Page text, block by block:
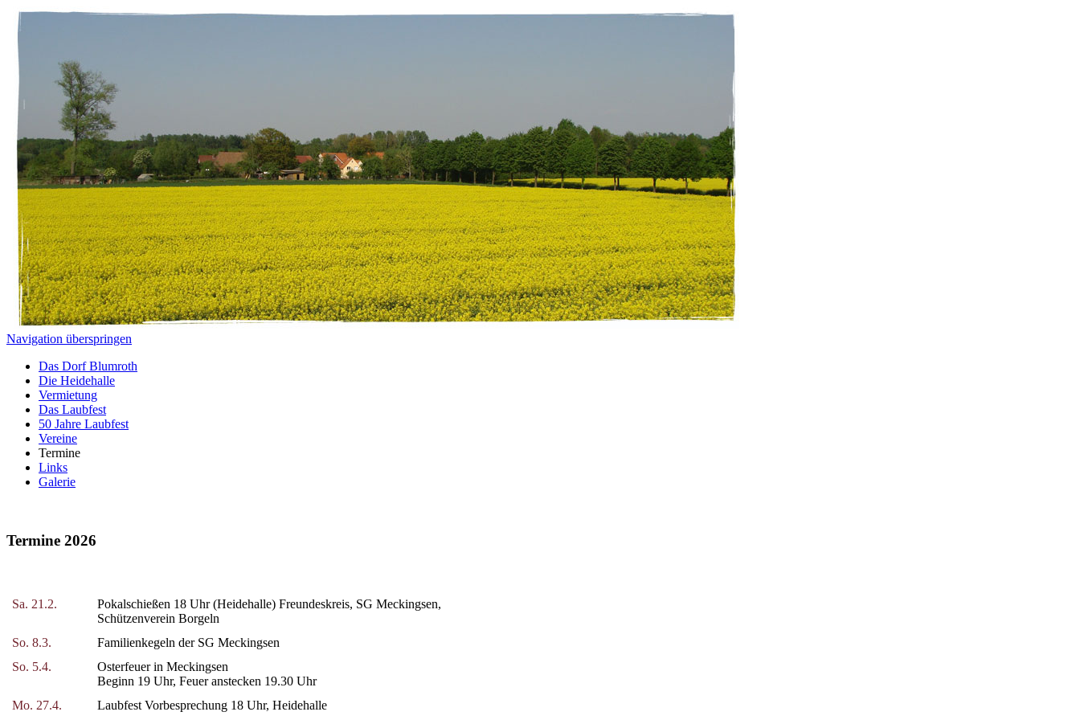
Navigation überspringen
Das Dorf Blumroth
Die Heidehalle
Vermietung
Das Laubfest
50 Jahre Laubfest
Vereine
Termine
Links
Galerie
Termine 2026
Sa. 21.2.
Pokalschießen 18 Uhr (Heidehalle) Freundeskreis, SG Meckingsen,
Schützenverein Borgeln
So. 8.3.
Familienkegeln der SG Meckingsen
So. 5.4.
Osterfeuer in Meckingsen
Beginn 19 Uhr, Feuer anstecken 19.30 Uhr
Mo. 27.4.
Laubfest Vorbesprechung 18 Uhr, Heidehalle